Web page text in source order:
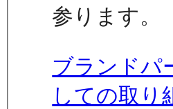
参ります。
ブランドパ
しての取り